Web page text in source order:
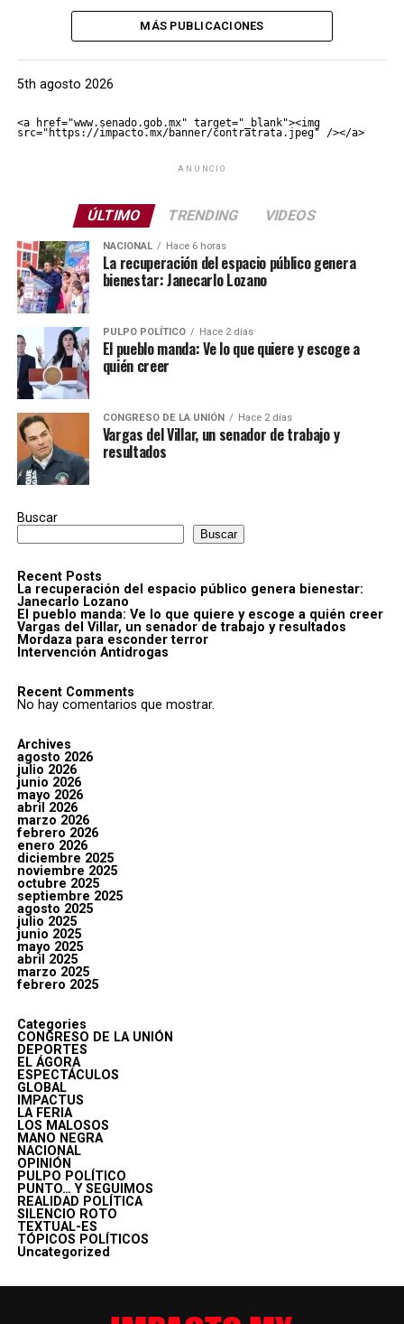
MÁS PUBLICACIONES
5th agosto 2026
<a href="www.senado.gob.mx" target="_blank"><img
src="https://impacto.mx/banner/contratrata.jpeg" /></a>
ANUNCIO
ÚLTIMO TRENDING VIDEOS
NACIONAL Hace 6 horas
La recuperación del espacio público genera
bienestar: Janecarlo Lozano
PULPO POLÍTICO Hace 2 días
El pueblo manda: Ve lo que quiere y escoge a
quién creer
CONGRESO DE LA UNIÓN Hace 2 días
Vargas del Villar, un senador de trabajo y
resultados
Buscar
Buscar
Recent Posts
La recuperación del espacio público genera bienestar:
Janecarlo Lozano
El pueblo manda: Ve lo que quiere y escoge a quién creer
Vargas del Villar, un senador de trabajo y resultados
Mordaza para esconder terror
Intervención Antidrogas
Recent Comments
No hay comentarios que mostrar.
Archives
agosto 2026
julio 2026
junio 2026
mayo 2026
abril 2026
marzo 2026
febrero 2026
enero 2026
diciembre 2025
noviembre 2025
octubre 2025
septiembre 2025
agosto 2025
julio 2025
junio 2025
mayo 2025
abril 2025
marzo 2025
febrero 2025
Categories
CONGRESO DE LA UNIÓN
DEPORTES
EL ÁGORA
ESPECTÁCULOS
GLOBAL
IMPACTUS
LA FERIA
LOS MALOSOS
MANO NEGRA
NACIONAL
OPINIÓN
PULPO POLÍTICO
PUNTO… Y SEGUIMOS
REALIDAD POLÍTICA
SILENCIO ROTO
TEXTUAL-ES
TÓPICOS POLÍTICOS
Uncategorized